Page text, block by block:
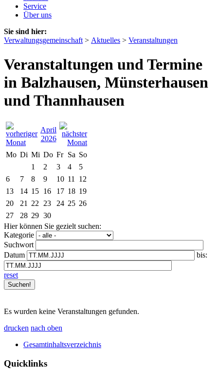
Service
Über uns
Sie sind hier:
Verwaltungsgemeinschaft > Aktuelles > Veranstaltungen
Veranstaltungen und Termine
in Balzhausen, Münsterhausen
und Thannhausen
April
2026
Mo Di Mi Do Fr Sa So
1
2 3 4
5
6
7 8 9 10 11
12
13
14 15 16 17 18 19
20
21 22 23 24 25 26
27
28 29 30
Hier können Sie gezielt suchen:
Kategorie
Suchwort
Datum
bis:
reset
Es wurden keine Veranstaltungen gefunden.
drucken nach oben
Gesamtinhaltsverzeichnis
Quicklinks